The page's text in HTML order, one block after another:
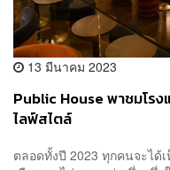
13 มีนาคม 2023
Public House พาชมโรง
ไลฟ์สไตล์
ตลอดทั้งปี 2023 ทุกคนจะได้